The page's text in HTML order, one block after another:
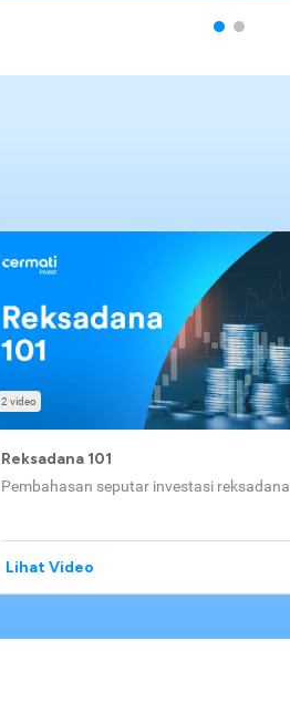
2 video
Reksadana 101
Pembahasan seputar investasi reksadana
Lihat Video